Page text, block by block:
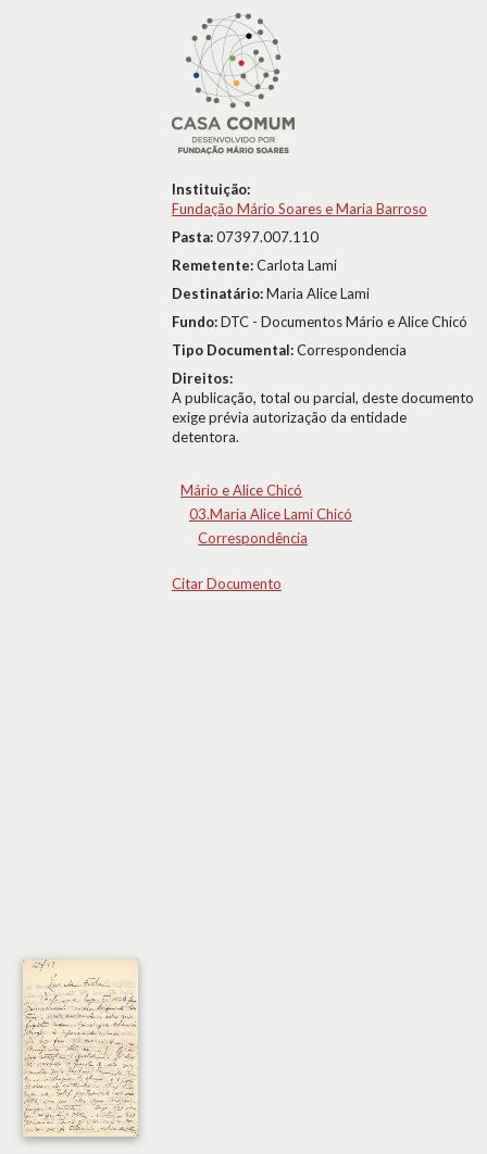
Instituição:
Fundação Mário Soares e Maria Barroso
Pasta:07397.007.110
Remetente:Carlota Lami
Destinatário:Maria Alice Lami
Fundo:DTC - Documentos Mário e Alice Chicó
Tipo Documental:Correspondencia
Direitos:
A publicação, total ou parcial, deste documento
exige prévia autorização da entidade
detentora.
Mário e Alice Chicó
03.Maria Alice Lami Chicó
Correspondência
Citar Documento